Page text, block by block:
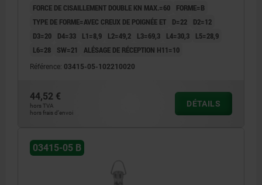
FORCE DE CISAILLEMENT DOUBLE KN MAX.=60
FORME=B
TYPE DE FORME=AVEC CREUX DE POIGNÉE ET
D=22
D2=12
D3=20
D4=33 L1=8,9 L2=49,2 L3=69,3 L4=30,3
L5=28,9
L6=28
SW=21 ALÉSAGE DE RÉCEPTION H11=10
Référence: 03415-05-102210020
44,52 €
hors TVA
hors frais d’envoi
DÉTAILS
03415-05 B